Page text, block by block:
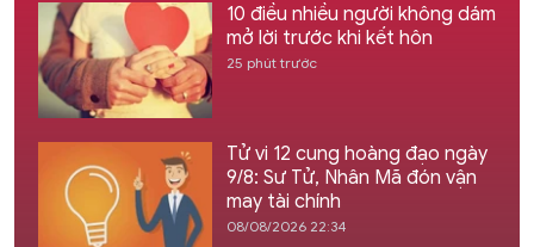
10 điều nhiều người không dám
mở lời trước khi kết hôn
25 phút trước
Tử vi 12 cung hoàng đạo ngày
9/8: Sư Tử, Nhân Mã đón vận
may tài chính
08/08/2026 22:34